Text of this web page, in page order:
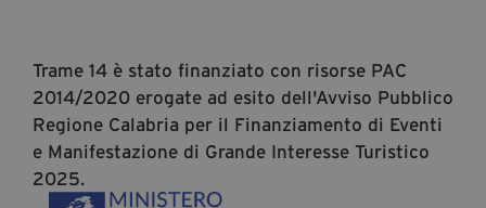
Trame 14 è stato finanziato con risorse PAC
2014/2020 erogate ad esito dell'Avviso Pubblico
Regione Calabria per il Finanziamento di Eventi
e Manifestazione di Grande Interesse Turistico
2025.